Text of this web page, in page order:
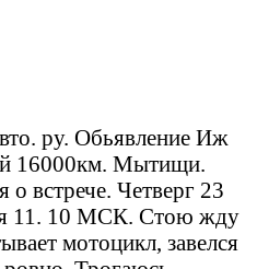
ру. Обьявление Иж
16000км. Мытищи.
встрече. Четверг 23
11. 10 МСК. Стою жду
мотоцикл, завелся